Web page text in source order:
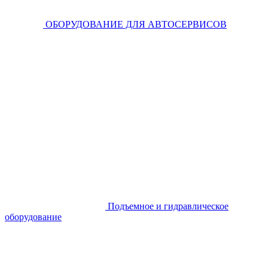
ОБОРУДОВАНИЕ ДЛЯ АВТОСЕРВИСОВ
Подъемное и гидравлическое
оборудование